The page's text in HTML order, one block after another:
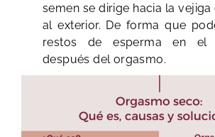
semen se dirige hacia la
al exterior. De forma que
restos de esperma en el
después del orgasmo.